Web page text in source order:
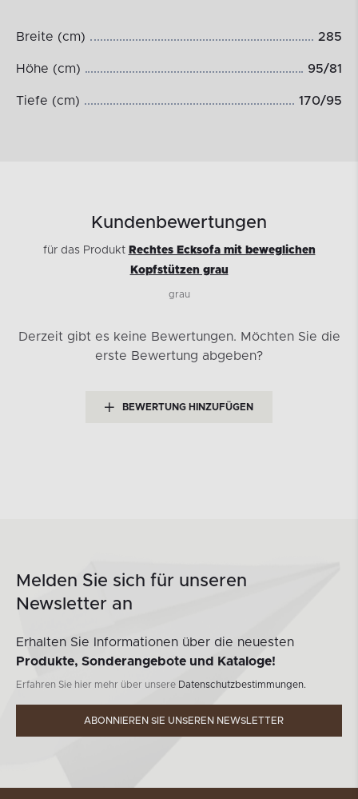
Breite (cm) 285
Höhe (cm) 95/81
Tiefe (cm) 170/95
Kundenbewertungen
für das Produkt Rechtes Ecksofa mit beweglichen
Kopfstützen grau
grau
Derzeit gibt es keine Bewertungen. Möchten Sie die
erste Bewertung abgeben?
BEWERTUNG HINZUFÜGEN
Melden Sie sich für unseren
Newsletter an
Erhalten Sie Informationen über die neuesten
Produkte, Sonderangebote und Kataloge!
Erfahren Sie hier mehr über unsere Datenschutzbestimmungen.
ABONNIEREN SIE UNSEREN NEWSLETTER